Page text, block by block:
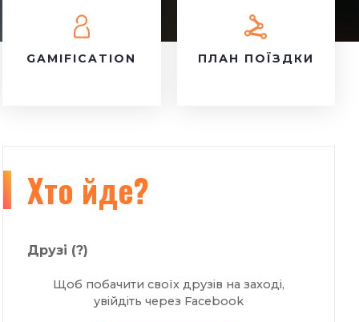
GAMIFICATION ПЛАН ПОЇЗДКИ
Хто йде?
Друзі (?)
Щоб побачити своїх друзів на заході,
увійдіть через Facebook